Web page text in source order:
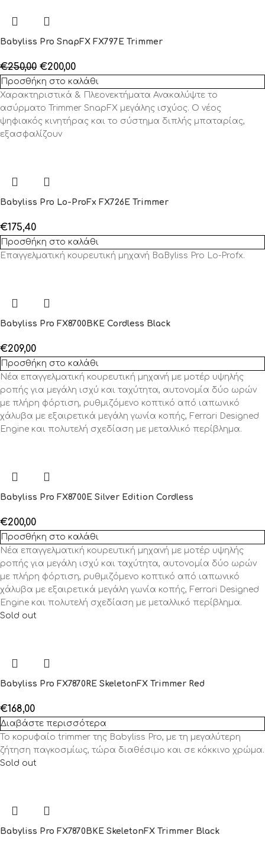
Babyliss Pro SnapFX FX797E Trimmer
€250,00 €200,00
Προσθήκη στο καλάθι
Χαρακτηριστικά & Πλεονεκτήματα Ανακαλύψτε το
ασύρματο Trimmer SnapFX μεγάλης ισχύος. Ο νέος
ψηφιακός κινητήρας και το σύστημα διπλής μπαταρίας,
εξασφαλίζουν
Babyliss Pro Lo-ProFx FX726E Trimmer
€175,40
Προσθήκη στο καλάθι
Επαγγελματική κουρευτική μηχανή BaByliss Pro Lo-Profx.
Babyliss Pro FX8700BKE Cordless Black
€209,00
Προσθήκη στο καλάθι
Νέα επαγγελματική κουρευτική μηχανή με μοτέρ υψηλής
ροπής για μεγάλη ισχύ και ταχύτητα, αυτονομία δύο ωρών
με πλήρη φόρτιση, ρυθμιζόμενο κοπτικό από ιαπωνικό
χάλυβα με εξαιρετικά μεγάλη γωνία κοπής, Ferrari Designed
Engine και πολυτελή σχεδίαση με μεταλλικό περίβλημα.
Babyliss Pro FX8700E Silver Edition Cordless
€200,00
Προσθήκη στο καλάθι
Νέα επαγγελματική κουρευτική μηχανή με μοτέρ υψηλής
ροπής για μεγάλη ισχύ και ταχύτητα, αυτονομία δύο ωρών
με πλήρη φόρτιση, ρυθμιζόμενο κοπτικό από ιαπωνικό
χάλυβα με εξαιρετικά μεγάλη γωνία κοπής, Ferrari Designed
Engine και πολυτελή σχεδίαση με μεταλλικό περίβλημα.
Sold out
Babyliss Pro FX7870RE SkeletonFX Trimmer Red
€168,00
Διαβάστε περισσότερα
Το κορυφαίο trimmer της Babyliss Pro, με τη μεγαλύτερη
ζήτηση παγκοσμίως, τώρα διαθέσιμο και σε κόκκινο χρώμα.
Sold out
Babyliss Pro FX7870BKE SkeletonFX Trimmer Black